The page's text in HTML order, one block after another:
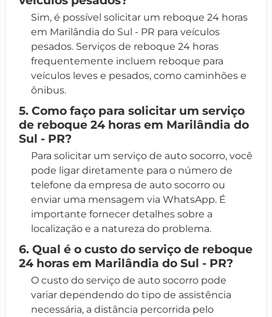
Sim, é possível solicitar um reboque 24 horas
em Marilândia do Sul - PR para veículos
pesados. Serviços de reboque 24 horas
frequentemente incluem reboque para
veículos leves e pesados, como caminhões e
ônibus.
5. Como faço para solicitar um serviço
de reboque 24 horas em Marilândia do
Sul - PR?
Para solicitar um serviço de auto socorro, você
pode ligar diretamente para o número de
telefone da empresa de auto socorro ou
enviar uma mensagem via WhatsApp. É
importante fornecer detalhes sobre a
localização e a natureza do problema.
6. Qual é o custo do serviço de reboque
24 horas em Marilândia do Sul - PR?
O custo do serviço de auto socorro pode
variar dependendo do tipo de assistência
necessária, a distância percorrida pelo